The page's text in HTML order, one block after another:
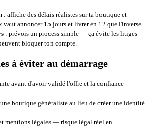
: affiche des délais réalistes sur ta boutique et
vaut annoncer 15 jours et livrer en 12 que l'inverse.
: prévois un process simple — ça évite les litiges
bloquer ton compte.
à éviter au démarrage
avant d'avoir validé l'offre et la confiance
boutique généraliste au lieu de créer une identité
mentions légales — risque légal réel en